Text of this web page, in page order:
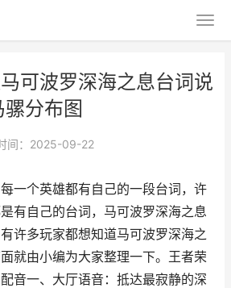
可波罗深海之息台词说
分布图
间：2025-09-22
一个英雄都有自己的一段台词，许
有自己的台词，马可波罗深海之息
许多玩家都想知道马可波罗深海之
就由小编为大家整理一下。王者荣
音一、大厅语音：抵达最寂静的深